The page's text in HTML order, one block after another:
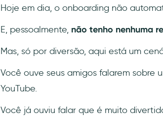
Hoje em dia, o onboarding não
E, pessoalmente, não tenho nenhuma
Mas, só por diversão, aqui está um
Você ouve seus amigos falarem sobre
YouTube.
Você já ouviu falar que é muito